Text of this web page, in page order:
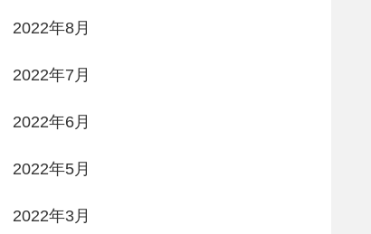
2022年8月
2022年7月
2022年6月
2022年5月
2022年3月